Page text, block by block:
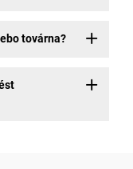
továrna?